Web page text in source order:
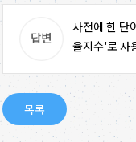
사전에 한 단
율지수'로 사